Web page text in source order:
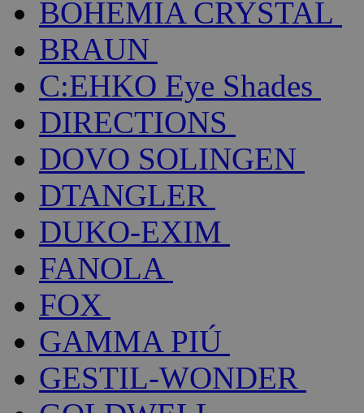
BOHEMIA CRYSTAL
BRAUN
C:EHKO Eye Shades
DIRECTIONS
DOVO SOLINGEN
DTANGLER
DUKO-EXIM
FANOLA
FOX
GAMMA PIÚ
GESTIL-WONDER